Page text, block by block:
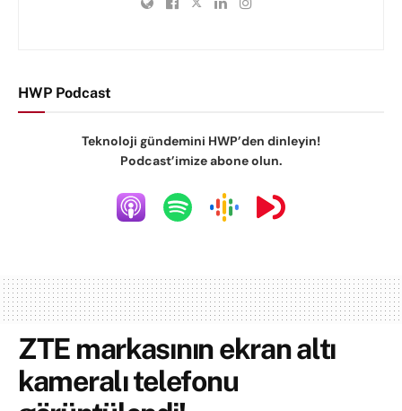
HWP Podcast
Teknoloji gündemini HWP’den dinleyin!
Podcast’imize abone olun.
ZTE markasının ekran altı
kameralı telefonu